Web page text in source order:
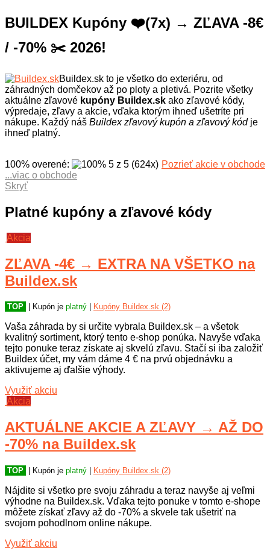
BUILDEX Kupóny ❤️(7x) → ZĽAVA -8€
/ -70% ✂️ 2026!
Buildex.sk to je všetko do exteriéru, od
záhradných domčekov až po ploty a pletivá. Pozrite všetky
aktuálne zľavové kupóny Buildex.sk ako zľavové kódy,
výpredaje, zľavy a akcie, vďaka ktorým ihneď ušetríte pri
nákupe. Každý náš Buildex zľavový kupón a zľavový kódje
ihneď platný.
100% overené: 5 z 5 (624x) Pozrieť akcie v obchode
Buildex.sk je predajca pre drobných domácich majstrov a
developerské projekty a súkromné stavebné realizácie.
Obchod Buildex.sk tak kĺbi zameranie klasického
stavebných materiálov a systémových riešení. Na Buildex.sk
individuálne dodanie prémiových plastov upravených presne
podľa vašich požiadaviek, alebo napríklad zaistia kompletné
zákazkové strechy. Ak pri nákupe navyše využijete naše
...viac o obchode
Skryť
Platné kupóny a zľavové kódy
Akcia
ZĽAVA -4€ → EXTRA NA VŠETKO na
Buildex.sk
TOP | Kupón je platný Kupóny Buildex.sk (2)
Vaša záhrada by si určite vybrala Buildex.sk – a všetok
kvalitný sortiment, ktorý tento e-shop ponúka. Navyše vďaka
tejto ponuke teraz získate aj skvelú zľavu. Stačí si iba založiť
Buildex účet, my vám dáme 4 € na prvú objednávku a
aktivujeme aj ďalšie výhody.
Využiť akciu
Akcia
AKTUÁLNE AKCIE A ZĽAVY → AŽ DO
-70% na Buildex.sk
TOP | Kupón je platný Kupóny Buildex.sk (2)
Nájdite si všetko pre svoju záhradu a teraz navyše aj veľmi
výhodne na Buildex.sk. Vďaka tejto ponuke v tomto e-shope
môžete získať zľavy až do -70% a skvele tak ušetriť na
svojom pohodlnom online nákupe.
Využiť akciu